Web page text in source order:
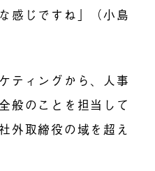
感じですね」（小島
ティングから、人事
般のことを担当して
外取締役の域を超え